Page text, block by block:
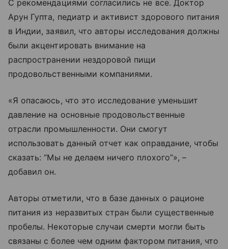
С рекомендациями согласились не все. Доктор
Арун Гупта, педиатр и активист здорового питания
в Индии, заявил, что авторы исследования должны
были акцентировать внимание на
распространении нездоровой пищи
продовольственными компаниями.
«Я опасаюсь, что это исследование уменьшит
давление на основные продовольственные
отрасли промышленности. Они смогут
использовать данный отчет как оправдание, чтобы
сказать: “Мы не делаем ничего плохого”», –
добавил он.
Авторы отметили, что в базе данных о рационе
питания из неразвитых стран были существенные
пробелы. Некоторые случаи смерти могли быть
связаны с более чем одним фактором питания, что